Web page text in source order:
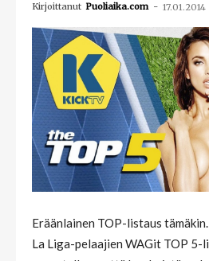
Kirjoittanut Puoliaika.com - 17.01.2014
Eräänlainen TOP-listaus
La Liga-pelaajien WAGit TOP 5-